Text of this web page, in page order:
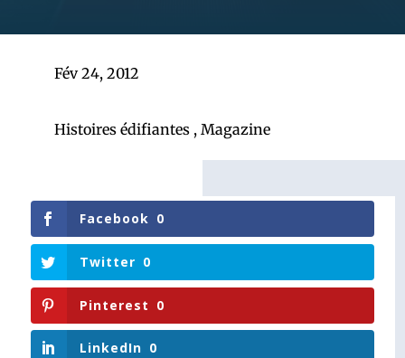
Fév 24, 2012
Histoires édifiantes, Magazine
Facebook 0
Twitter 0
Pinterest 0
LinkedIn 0